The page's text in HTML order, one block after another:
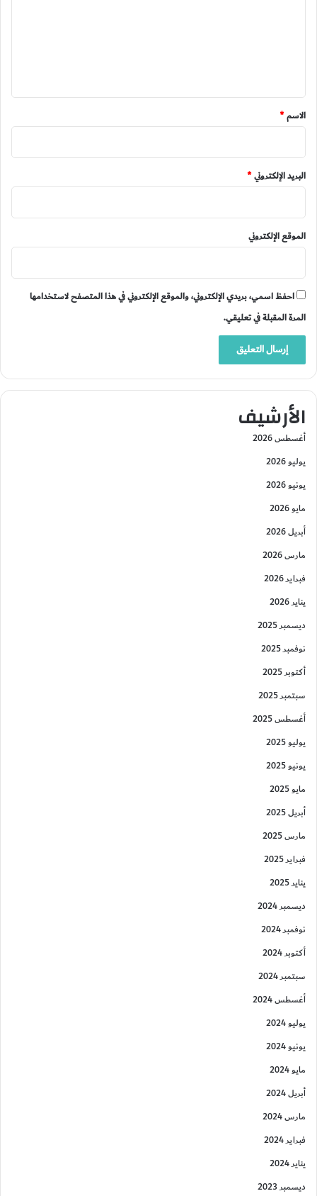
*
الاسم*
البريد الإلكتروني*
الموقع الإلكتروني
احفظ اسمي، بريدي الإلكتروني، والموقع الإلكتروني في هذا المتصفح لاستخدامها
المرة المقبلة في تعليقي.
الأرشيف
أغسطس 2026
يوليو 2026
يونيو 2026
مايو 2026
أبريل 2026
مارس 2026
فبراير 2026
يناير 2026
ديسمبر 2025
نوفمبر 2025
أكتوبر 2025
سبتمبر 2025
أغسطس 2025
يوليو 2025
يونيو 2025
مايو 2025
أبريل 2025
مارس 2025
فبراير 2025
يناير 2025
ديسمبر 2024
نوفمبر 2024
أكتوبر 2024
سبتمبر 2024
أغسطس 2024
يوليو 2024
يونيو 2024
مايو 2024
أبريل 2024
مارس 2024
فبراير 2024
يناير 2024
ديسمبر 2023